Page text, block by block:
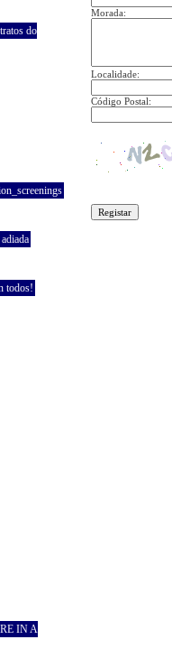
do
todos!
IN A
Morada:
Localidade:
Código Postal: